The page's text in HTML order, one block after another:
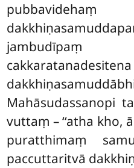
Mahāsudassanopi
vuttaṃ – ‘‘atha kho,
puratthimaṃ
paccuttaritvā